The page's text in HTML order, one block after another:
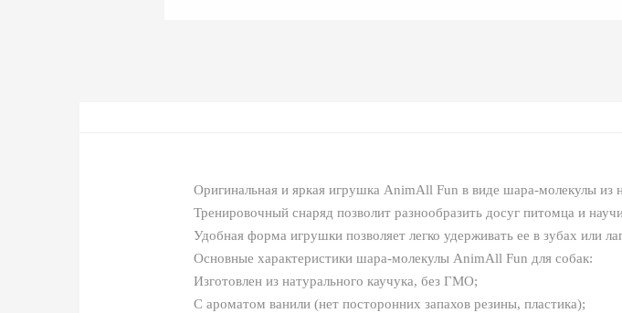
Оригинальная и яркая игрушка AnimAll Fun в виде шара-молекулы из
Тренировочный снаряд позволит разнообразить досуг питомца и
Удобная форма игрушки позволяет легко удерживать ее в зубах или
Основные характеристики шара-молекулы AnimAll Fun для собак:
Изготовлен из натурального каучука, без ГМО;
С ароматом ванили (нет посторонних запахов резины, пластика);